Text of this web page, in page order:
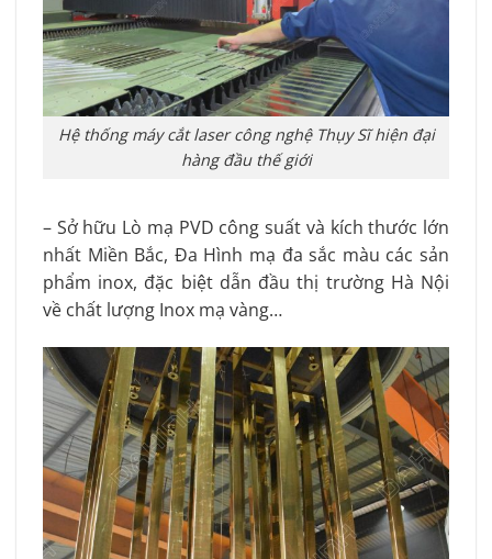
Hệ thống máy cắt laser công nghệ Thụy Sĩ hiện đại
hàng đầu thế giới
– Sở hữu Lò mạ PVD công suất và kích thước lớn
nhất Miền Bắc, Đa Hình mạ đa sắc màu các sản
phẩm inox, đặc biệt dẫn đầu thị trường Hà Nội
về chất lượng Inox mạ vàng…